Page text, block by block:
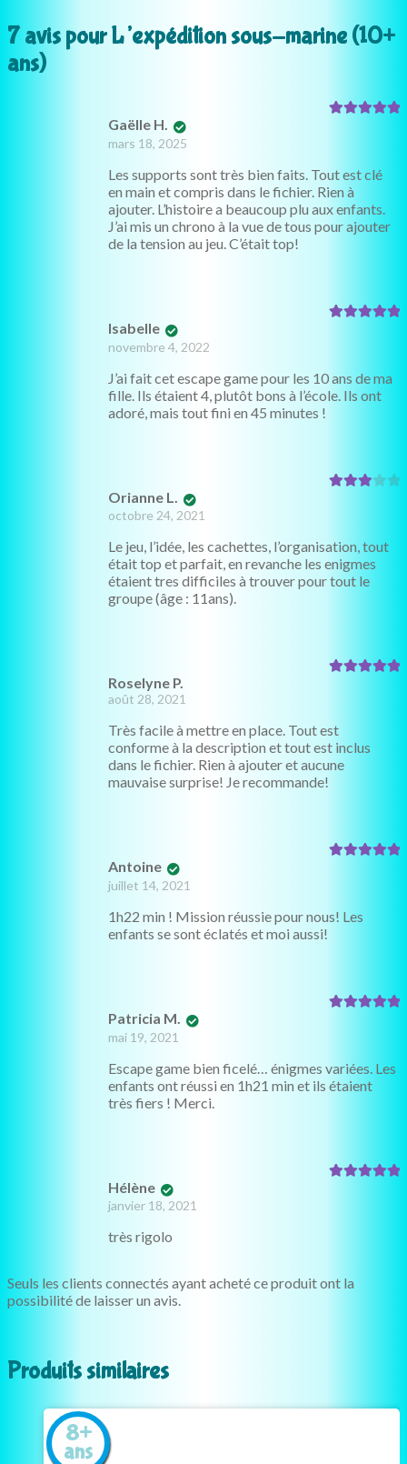
7 avis pourL’expédition sous-marine (10+
ans)
Gaëlle H.
mars 18, 2025
Les supports sont très bien faits. Tout est clé
en main et compris dans le fichier. Rien à
ajouter. L’histoire a beaucoup plu aux enfants.
J’ai mis un chrono à la vue de tous pour ajouter
de la tension au jeu. C’était top!
Isabelle
novembre 4, 2022
J’ai fait cet escape game pour les 10 ans de ma
fille. Ils étaient 4, plutôt bons à l’école. Ils ont
adoré, mais tout fini en 45 minutes !
Orianne L.
octobre 24, 2021
Le jeu, l’idée, les cachettes, l’organisation, tout
était top et parfait, en revanche les enigmes
étaient tres difficiles à trouver pour tout le
groupe (âge : 11ans).
Roselyne P.
août 28, 2021
Très facile à mettre en place. Tout est
conforme à la description et tout est inclus
dans le fichier. Rien à ajouter et aucune
mauvaise surprise! Je recommande!
Antoine
juillet 14, 2021
1h22 min ! Mission réussie pour nous! Les
enfants se sont éclatés et moi aussi!
Patricia M.
mai 19, 2021
Escape game bien ficelé… énigmes variées. Les
enfants ont réussi en 1h21 min et ils étaient
très fiers ! Merci.
Hélène
janvier 18, 2021
très rigolo
Seuls les clients connectés ayant acheté ce produit ont la
possibilité de laisser un avis.
Produits similaires
8+
ans